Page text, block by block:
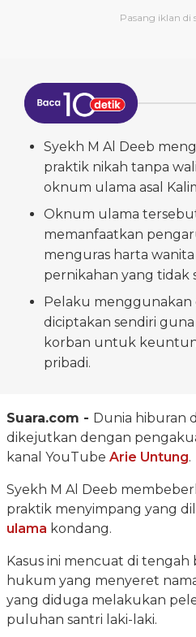
Syekh M Al Deeb
praktik nikah tanpa
oknum ulama asal
Oknum ulama
memanfaatkan
menguras harta
pernikahan yang tidak
Pelaku menggunakan
diciptakan sendiri
korban untuk
pribadi.
Suara.com - Dunia hiburan
dikejutkan dengan
kanal YouTube Arie Untung.
Syekh M Al Deeb
praktik menyimpang yang
ulama kondang.
Kasus ini mencuat di tengah
hukum yang menyeret
yang diduga melakukan
puluhan santri laki-laki.